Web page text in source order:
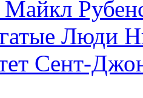
Майкл
Люди
Сент-